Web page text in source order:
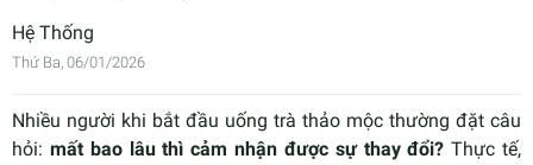
Hệ Thống
Thứ Ba, 06/01/2026
Nhiều người khi bắt đầu uống trà thảo mộc thường đặt câu
hỏi: mất bao lâu thì cảm nhận được sự thay đổi? Thực tế,